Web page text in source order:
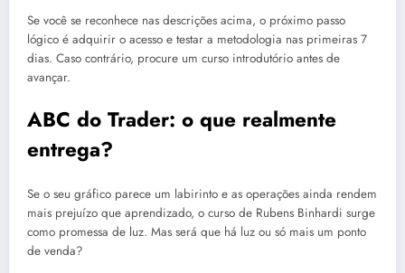
Se você se reconhece nas descrições acima, o próximo passo
lógico é adquirir o acesso e testar a metodologia nas primeiras 7
dias. Caso contrário, procure um curso introdutório antes de
avançar.
ABC do Trader: o que realmente
entrega?
Se o seu gráfico parece um labirinto e as operações ainda rendem
mais prejuízo que aprendizado, o curso de Rubens Binhardi surge
como promessa de luz. Mas será que há luz ou só mais um ponto
de venda?